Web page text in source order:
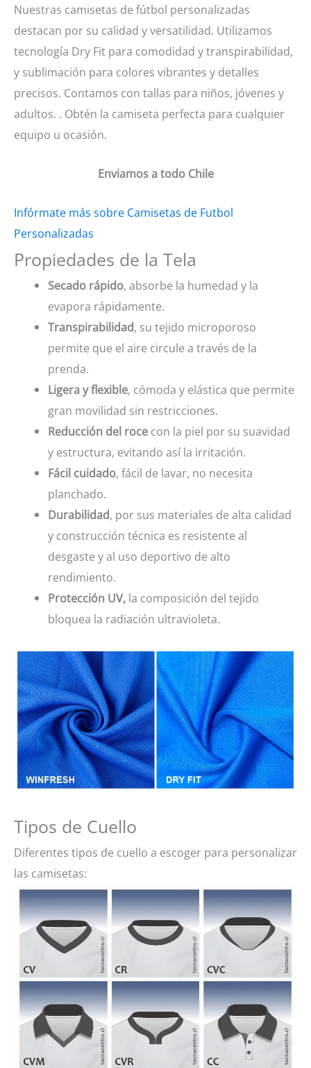
Nuestras camisetas de fútbol personalizadas
destacan por su calidad y versatilidad. Utilizamos
tecnología Dry Fit para comodidad y transpirabilidad,
y sublimación para colores vibrantes y detalles
precisos. Contamos con tallas para niños, jóvenes y
adultos. . Obtén la camiseta perfecta para cualquier
equipo u ocasión.
Enviamos a todo Chile
Infórmate más sobre Camisetas de Futbol
Personalizadas
Propiedades de la Tela
Secado rápido, absorbe la humedad y la
evapora rápidamente.
Transpirabilidad, su tejido microporoso
permite que el aire circule a través de la
prenda.
Ligera y flexible, cómoda y elástica que permite
gran movilidad sin restricciones.
Reducción del roce con la piel por su suavidad
y estructura, evitando así la irritación.
Fácil cuidado, fácil de lavar, no necesita
planchado.
Durabilidad, por sus materiales de alta calidad
y construcción técnica es resistente al
desgaste y al uso deportivo de alto
rendimiento.
Protección UV, la composición del tejido
bloquea la radiación ultravioleta.
Tipos de Cuello
Diferentes tipos de cuello a escoger para personalizar
las camisetas: